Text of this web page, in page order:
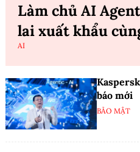
Làm chủ AI
lai xuất khẩu
AI
báo mới
BẢO MẬT